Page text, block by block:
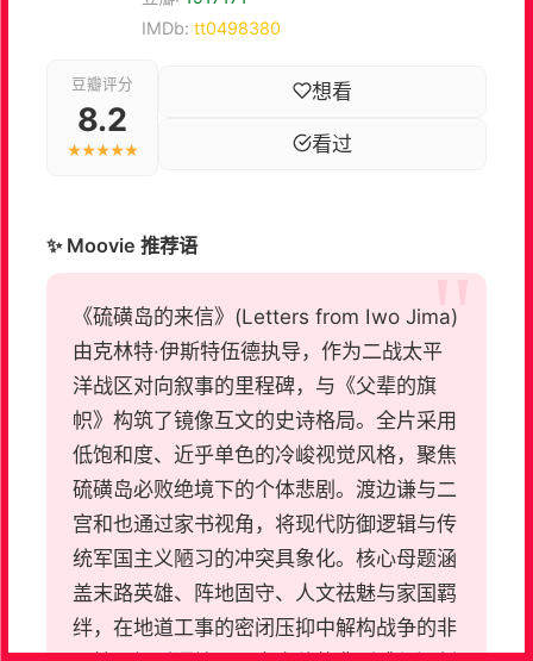
IMDb: tt0498380
豆瓣评分
8.2
★★★★★
想看
看过
✨ Moovie 推荐语
《硫磺岛的来信》(Letters from Iwo Jima)
由克林特·伊斯特伍德执导，作为二战太平
洋战区对向叙事的里程碑，与《父辈的旗
帜》构筑了镜像互文的史诗格局。全片采用
低饱和度、近乎单色的冷峻视觉风格，聚焦
硫磺岛必败绝境下的个体悲剧。渡边谦与二
宫和也通过家书视角，将现代防御逻辑与传
统军国主义陋习的冲突具象化。核心母题涵
盖末路英雄、阵地固守、人文祛魅与家国羁
绊，在地道工事的密闭压抑中解构战争的非